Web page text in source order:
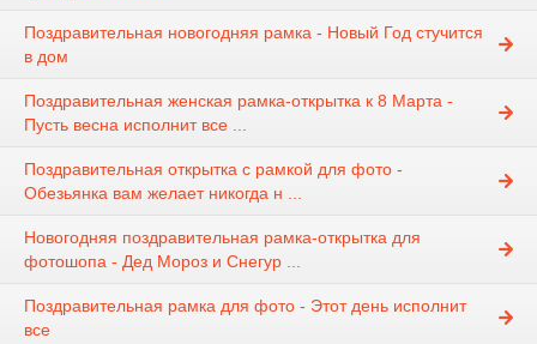
Поздравительная новогодняя рамка - Новый Год стучится
в дом
Поздравительная женская рамка-открытка к 8 Марта -
Пусть весна исполнит все ...
Поздравительная открытка с рамкой для фото -
Обезьянка вам желает никогда н ...
Новогодняя поздравительная рамка-открытка для
фотошопа - Дед Мороз и Снегур ...
Поздравительная рамка для фото - Этот день исполнит
все